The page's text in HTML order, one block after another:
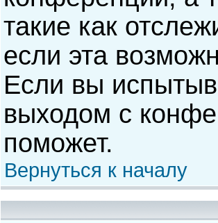
такие как
если эта
Если вы
выходом с
поможет.
Вернуться к началу